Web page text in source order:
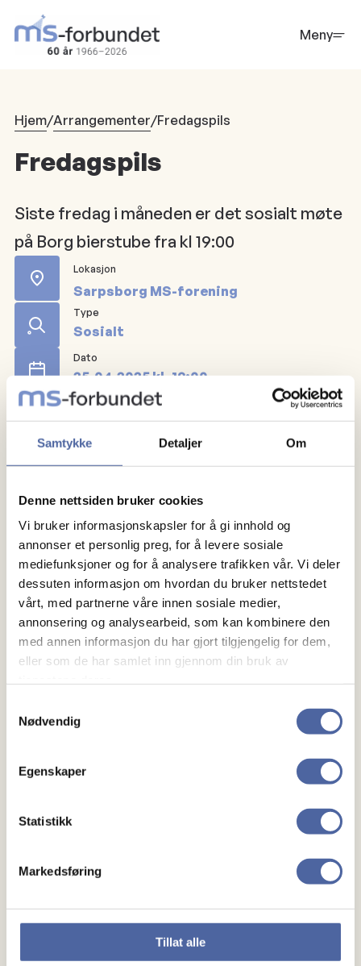
Samtykke Detaljer Om
Denne nettsiden bruker cookies
Vi bruker informasjonskapsler for å gi innhold og
annonser et personlig preg, for å levere sosiale
mediefunksjoner og for å analysere trafikken vår. Vi deler
dessuten informasjon om hvordan du bruker nettstedet
vårt, med partnerne våre innen sosiale medier,
annonsering og analysearbeid, som kan kombinere den
med annen informasjon du har gjort tilgjengelig for dem,
eller som de har samlet inn gjennom din bruk av
Nødvendig
Egenskaper
Statistikk
Markedsføring
Tillat alle
hovedinnhold
Meny
Hjem/Arrangementer/Fredagspils
Fredagspils
Siste fredag i måneden er det sosialt møte
på Borg bierstube fra kl 19:00
Lokasjon
Sarpsborg MS-forening
Type
Sosialt
Dato
25.04.2025kl.19:00
Arrangør
Sarpsborg MS-forening
Registrer deg
Om MS
Ny med MS
Mennesker
Lokalforeninger
Gaver